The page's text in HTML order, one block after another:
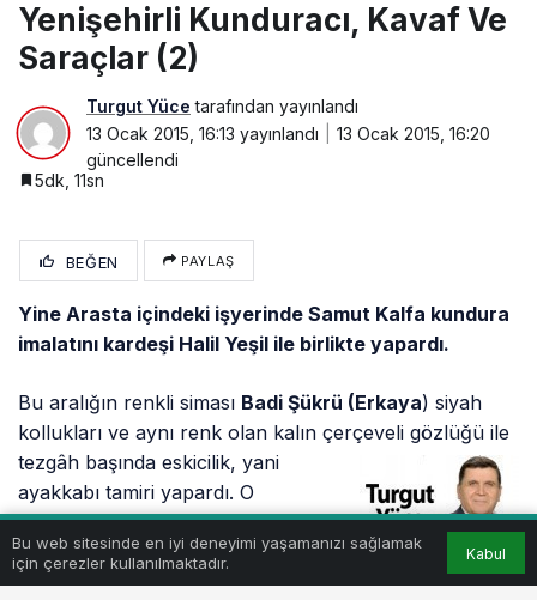
Yenişehirli Kunduracı, Kavaf Ve
Saraçlar (2)
Turgut Yüce tarafından yayınlandı
13 Ocak 2015, 16:13 yayınlandı
13 Ocak 2015, 16:20
güncellendi
5dk, 11sn
BEĞEN PAYLAŞ
Yine Arasta içindeki işyerinde Samut Kalfa kundura
imalatını kardeşi Halil Yeşil ile birlikte yapardı.
Bu aralığın renkli siması Badi Şükrü (Erkaya) siyah
kollukları ve aynı renk olan kalın çerçeveli gözlüğü ile
tezgâh başında eskicilik, yani
ayakkabı tamiri yapardı. O
zamanlar ayakkabı tamiriyle
uğraşanlara eskici denirdi. Ne
zaman dükkânına gitseniz onu
Bu web sitesinde en iyi deneyimi yaşamanızı sağlamak
için çerezler kullanılmaktadır.
Kabul